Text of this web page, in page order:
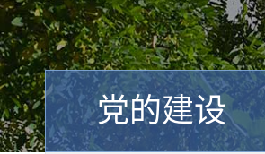
党的建设